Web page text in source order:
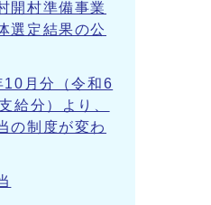
開村準備事業
選定結果の公
10月分（令和6
給分）より、
の制度が変わ